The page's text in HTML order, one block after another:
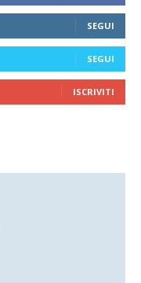
SEGUI
SEGUI
ISCRIVITI